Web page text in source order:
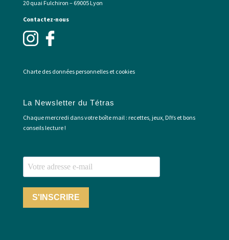
20 quai Fulchiron – 69005 Lyon
Contactez-nous
Charte des données personnelles et cookies
La Newsletter du Tétras
Chaque mercredi dans votre boîte mail : recettes, jeux, DIYs et bons
conseils lecture !
S'INSCRIRE